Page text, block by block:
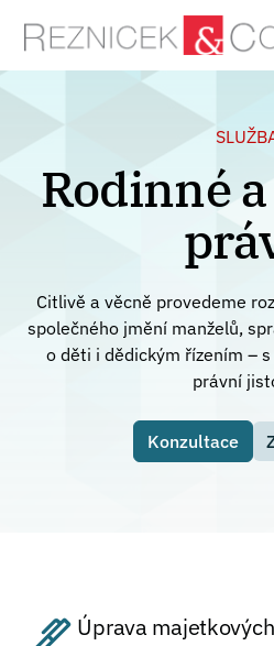
Rodinné
Citlivě a věcně provedeme
společného jmění manželů,
o děti i dědickým řízením –
právní
Konzultace
Úprava